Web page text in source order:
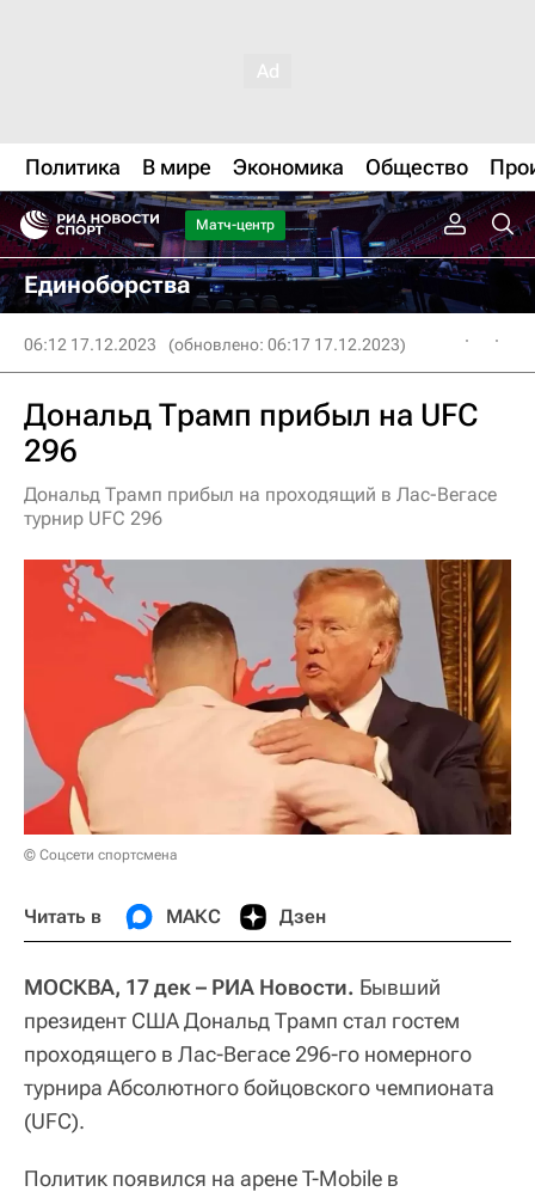
Политика В мире Экономика Общество
Матч-центр
Единоборства
06:12 17.12.2023 (обновлено: 06:17 17.12.2023)
Дональд Трамп прибыл на UFC
296
Дональд Трамп прибыл на проходящий в Лас-Вегасе
турнир UFC 296
© Соцсети спортсмена
Читать в МАКС Дзен
МОСКВА, 17 дек – РИА Новости. Бывший
президент США Дональд Трамп стал гостем
проходящего в Лас-Вегасе 296-го номерного
турнира Абсолютного бойцовского чемпионата
(UFC).
Политик появился на арене T-Mobile в